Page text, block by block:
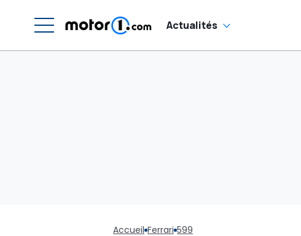
Actualités
Accueil Ferrari 599